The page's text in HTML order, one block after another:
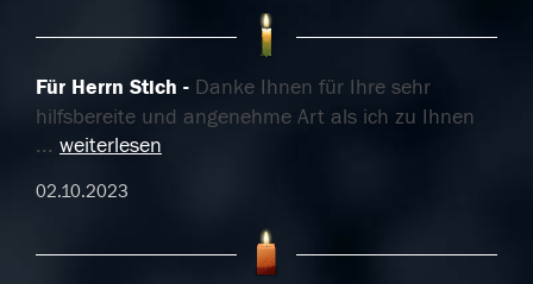
Für Herrn Stich
Danke Ihnen für Ihre sehr
hilfsbereite und angenehme Art als ich zu Ihnen
... weiterlesen
02.10.2023